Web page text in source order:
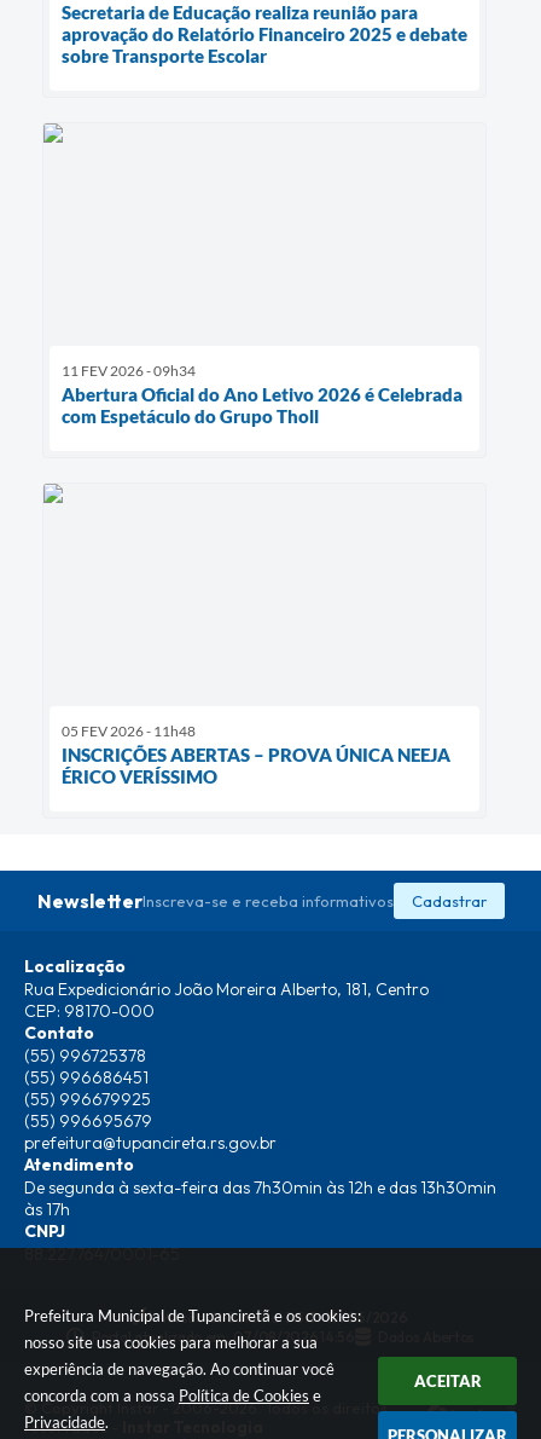
Prefeitura Municipal de Tupanciretã e os cookies:
nosso site usa cookies para melhorar a sua
experiência de navegação. Ao continuar você
concorda com a nossa Política de Cookies e
Privacidade.
ACEITAR
Secretaria de Educação realiza reunião para
aprovação do Relatório Financeiro 2025 e debate
sobre Transporte Escolar
11 FEV 2026 - 09h34
Abertura Oficial do Ano Letivo 2026 é Celebrada
com Espetáculo do Grupo Tholl
05 FEV 2026 - 11h48
INSCRIÇÕES ABERTAS – PROVA ÚNICA NEEJA
ÉRICO VERÍSSIMO
NewsletterInscreva-se e receba informativos Cadastrar
Localização
Rua Expedicionário João Moreira Alberto, 181, Centro
CEP: 98170-000
Contato
(55) 996725378
(55) 996686451
(55) 996679925
(55) 996695679
prefeitura@tupancireta.rs.gov.br
Atendimento
De segunda à sexta-feira das 7h30min às 12h e das 13h30min
às 17h
CNPJ
88.227.764/0001-65
Versão do Sistema: 3.5.3 - 19/06/2026
Portal atualizado em:07/08/2026 14:56
© Copyright Instar - 2006-2026. Todos os direitos
reservados -